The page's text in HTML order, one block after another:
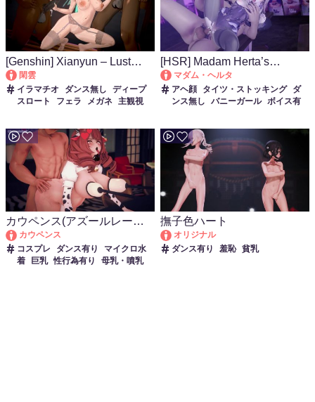
[Genshin] Xianyun – Lust
Confessional
閑雲
イラマチオ
ダンス無し
ディープ
スロート
フェラ メガネ
主観視
[HSR] Madam Herta’s
Perfection – Sound Ver.
マダム・ヘルタ
アヘ顔
タイツ・ストッキング
ダ
ンス無し
バニーガール
ボイス有
カウペンス(アズールレーン)
– Bing Bing 【138】
カウペンス
コスプレ
ダンス有り
マイクロ水
着
巨乳 性行為有り
母乳・噴乳
撫子色ハート
オリジナル
ダンス有り
羞恥 貧乳